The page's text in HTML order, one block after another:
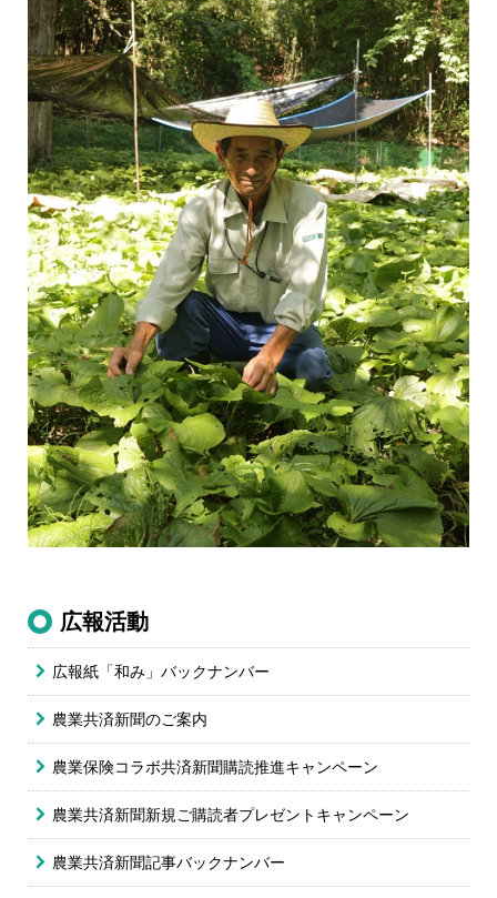
広報活動
広報紙「和み」バックナンバー
農業共済新聞のご案内
農業保険コラボ共済新聞購読推進キャンペーン
農業共済新聞新規ご購読者プレゼントキャンペーン
農業共済新聞記事バックナンバー